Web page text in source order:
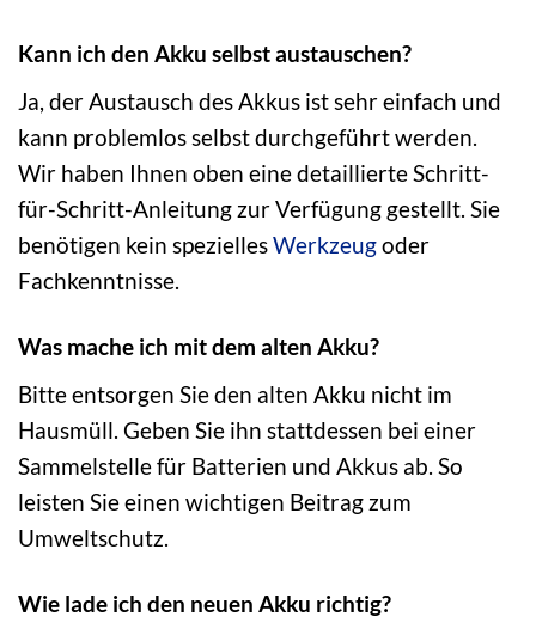
Kann ich den Akku selbst austauschen?
Ja, der Austausch des Akkus ist sehr einfach und
kann problemlos selbst durchgeführt werden.
Wir haben Ihnen oben eine detaillierte Schritt-
für-Schritt-Anleitung zur Verfügung gestellt. Sie
benötigen kein speziellesWerkzeugoder
Fachkenntnisse.
Was mache ich mit dem alten Akku?
Bitte entsorgen Sie den alten Akku nicht im
Hausmüll. Geben Sie ihn stattdessen bei einer
Sammelstelle für Batterien und Akkus ab. So
leisten Sie einen wichtigen Beitrag zum
Umweltschutz.
Wie lade ich den neuen Akku richtig?